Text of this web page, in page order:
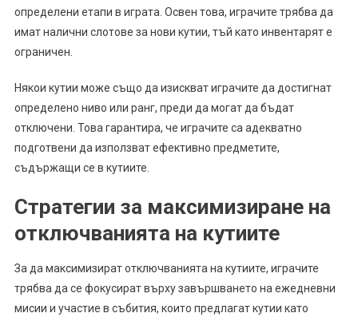
определени етапи в играта. Освен това, играчите трябва да
имат налични слотове за нови кутии, тъй като инвентарят е
ограничен.
Някои кутии може също да изискват играчите да достигнат
определено ниво или ранг, преди да могат да бъдат
отключени. Това гарантира, че играчите са адекватно
подготвени да използват ефективно предметите,
съдържащи се в кутиите.
Стратегии за максимизиране на
отключванията на кутиите
За да максимизират отключванията на кутиите, играчите
трябва да се фокусират върху завършването на ежедневни
мисии и участие в събития, които предлагат кутии като